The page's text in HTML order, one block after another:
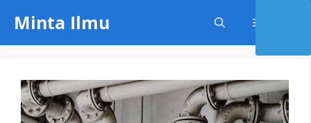
content
Minta Ilmu